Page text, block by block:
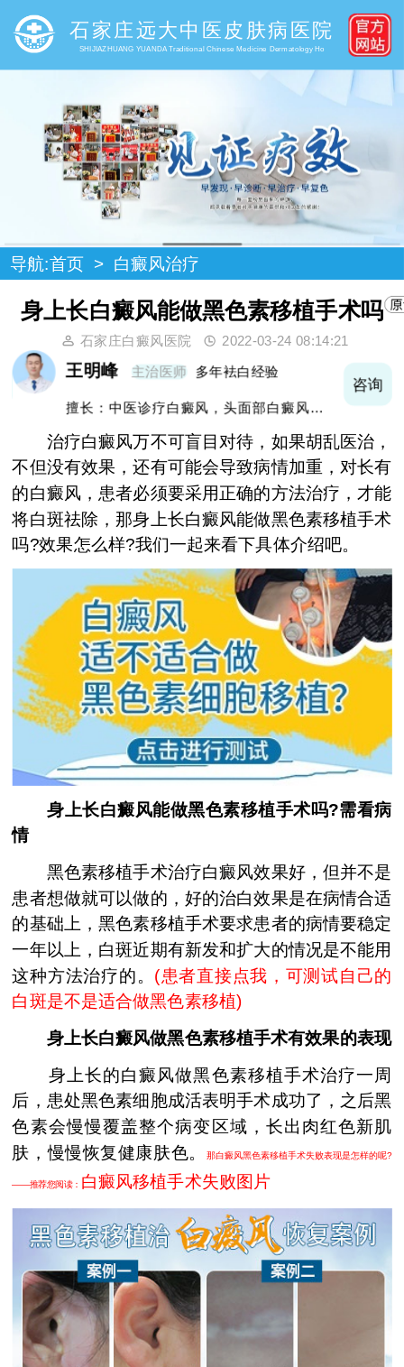
石家庄远大中医皮肤病医院
SHIJIAZHUANG YUANDA Traditional Chinese Medicine Dermatology Ho
导航:首页 > 白癜风治疗
身上长白癜风能做黑色素移植手术吗
石家庄白癜风医院 2022-03-24 08:14:21
王明峰 主治医师 多年袪白经验
擅长：中医诊疗白癜风，头面部白癜风，青
咨询
治疗白癜风万不可盲目对待，如果胡乱医治，
不但没有效果，还有可能会导致病情加重，对长有
的白癜风，患者必须要采用正确的方法治疗，才能
将白斑祛除，那身上长白癜风能做黑色素移植手术
吗?效果怎么样?我们一起来看下具体介绍吧。
身上长白癜风能做黑色素移植手术吗?需看病
情
黑色素移植手术治疗白癜风效果好，但并不是
患者想做就可以做的，好的治白效果是在病情合适
的基础上，黑色素移植手术要求患者的病情要稳定
一年以上，白斑近期有新发和扩大的情况是不能用
这种方法治疗的。 (患者直接点我，可测试自己的
白斑是不是适合做黑色素移植)
身上长白癜风做黑色素移植手术有效果的表现
身上长的白癜风做黑色素移植手术治疗一周
后，患处黑色素细胞成活表明手术成功了，之后黑
色素会慢慢覆盖整个病变区域，长出肉红色新肌
肤，慢慢恢复健康肤色。
那白癜风黑色素移植手术失败表现是怎样的呢?
——推荐您阅读： 白癜风移植手术失败图片